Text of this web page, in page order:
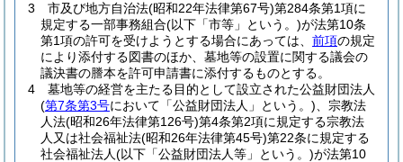
3
市及び地方自治法(昭和22年法律第67号)第284条第1項に
規定する一部事務組合(以下「市等」という。)が法第10条
第1項の許可を受けようとする場合にあっては、 前項の規定
により添付する図書のほか、墓地等の設置に関する議会の
議決書の謄本を許可申請書に添付するものとする。
4
墓地等の経営を主たる目的として設立された公益財団法人
(第7条第3号において「公益財団法人」という。) 、宗教法
人法(昭和26年法律第126号)第4条第2項に規定する宗教法
人又は社会福祉法(昭和26年法律第45号)第22条に規定する
社会福祉法人(以下「公益財団法人等」という。)が法第10